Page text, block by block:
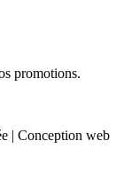
promotions.
| Conception web